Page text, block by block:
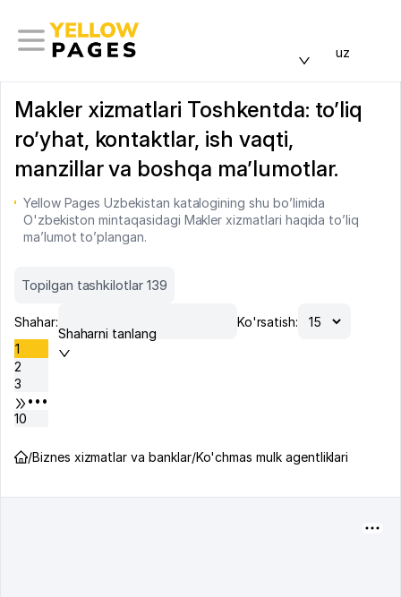
uz
Makler xizmatlari Toshkentda: to’liq
ro’yhat, kontaktlar, ish vaqti,
manzillar va boshqa ma’lumotlar.
Yellow Pages Uzbekistan katalogining shu bo’limida
O'zbekiston mintaqasidagi Makler xizmatlari haqida to’liq
ma’lumot to’plangan.
Topilgan tashkilotlar 139
Shahar:
Shaharni tanlang
Ko'rsatish:
1
2
3
•••
10
/Biznes xizmatlar va banklar/Ko'chmas mulk agentliklari